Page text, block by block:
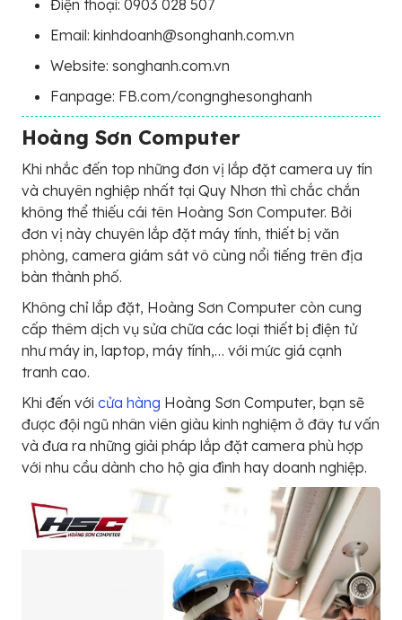
Điện thoại: 0903 028 507
Email: kinhdoanh@songhanh.com.vn
Website: songhanh.com.vn
Fanpage: FB.com/congnghesonghanh
Hoàng Sơn Computer
Khi nhắc đến top những đơn vị lắp đặt camera uy tín
và chuyên nghiệp nhất tại Quy Nhơn thì chắc chắn
không thể thiếu cái tên Hoàng Sơn Computer. Bởi
đơn vị này chuyên lắp đặt máy tính, thiết bị văn
phòng, camera giám sát vô cùng nổi tiếng trên địa
bàn thành phố.
Không chỉ lắp đặt, Hoàng Sơn Computer còn cung
cấp thêm dịch vụ sửa chữa các loại thiết bị điện tử
như máy in, laptop, máy tính,… với mức giá cạnh
tranh cao.
Khi đến với cửa hàng Hoàng Sơn Computer, bạn sẽ
được đội ngũ nhân viên giàu kinh nghiệm ở đây tư vấn
và đưa ra những giải pháp lắp đặt camera phù hợp
với nhu cầu dành cho hộ gia đình hay doanh nghiệp.